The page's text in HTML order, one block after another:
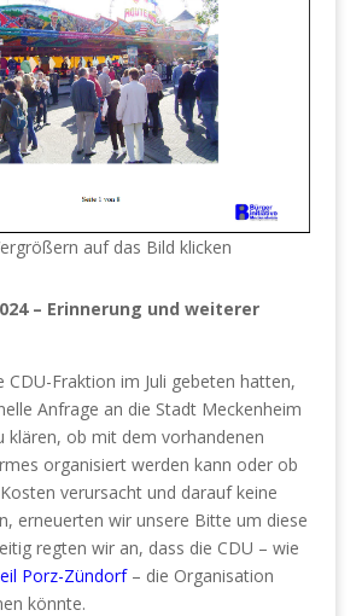
auf das Bild klicken
– Erinnerung und weiterer
CDU-Fraktion im Juli gebeten hatten,
Anfrage an die Stadt Meckenheim
klären, ob mit dem vorhandenen
organisiert werden kann oder ob
verursacht und darauf keine
erneuerten wir unsere Bitte um diese
regten wir an, dass die CDU – wie
Porz-Zündorf– die Organisation
könnte.